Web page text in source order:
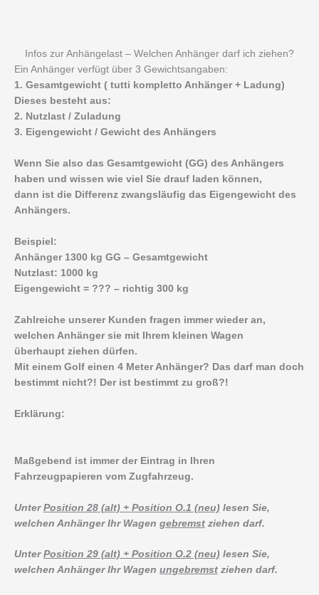
Infos zur Anhängelast – Welchen Anhänger darf ich ziehen?
Ein Anhänger verfügt über 3 Gewichtsangaben:
1. Gesamtgewicht ( tutti kompletto Anhänger + Ladung)
Dieses besteht aus:
2. Nutzlast / Zuladung
3. Eigengewicht / Gewicht des Anhängers
Wenn Sie also das Gesamtgewicht (GG) des Anhängers
haben und wissen wie viel Sie drauf laden können,
dann ist die Differenz zwangsläufig das Eigengewicht des
Anhängers.
Beispiel:
Anhänger 1300 kg GG – Gesamtgewicht
Nutzlast: 1000 kg
Eigengewicht = ??? – richtig 300 kg
Zahlreiche unserer Kunden fragen immer wieder an,
welchen Anhänger sie mit Ihrem kleinen Wagen
überhaupt ziehen dürfen.
Mit einem Golf einen 4 Meter Anhänger? Das darf man doch
bestimmt nicht?! Der ist bestimmt zu groß?!
Erklärung:
Maßgebend ist immer der Eintrag in Ihren
Fahrzeugpapieren vom Zugfahrzeug.
Unter Position 28 (alt) + Position O.1 (neu) lesen Sie,
welchen Anhänger Ihr Wagen gebremst ziehen darf.
Unter Position 29 (alt) + Position O.2 (neu) lesen Sie,
welchen Anhänger Ihr Wagen ungebremst ziehen darf.